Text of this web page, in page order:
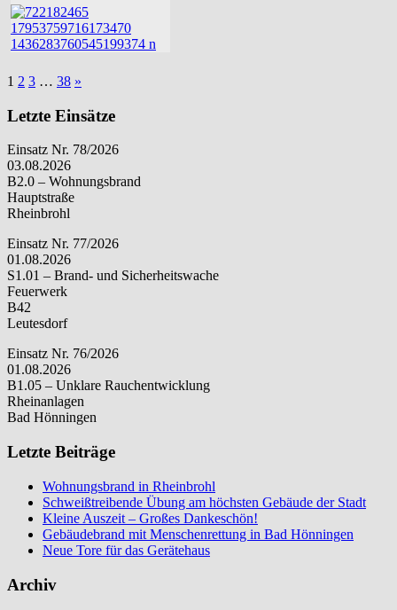
1 2 3 … 38 »
Letzte Einsätze
Einsatz Nr. 78/2026
03.08.2026
B2.0 – Wohnungsbrand
Hauptstraße
Rheinbrohl
Einsatz Nr. 77/2026
01.08.2026
S1.01 – Brand- und Sicherheitswache
Feuerwerk
B42
Leutesdorf
Einsatz Nr. 76/2026
01.08.2026
B1.05 – Unklare Rauchentwicklung
Rheinanlagen
Bad Hönningen
Letzte Beiträge
Wohnungsbrand in Rheinbrohl
Schweißtreibende Übung am höchsten Gebäude der Stadt
Kleine Auszeit – Großes Dankeschön!
Gebäudebrand mit Menschenrettung in Bad Hönningen
Neue Tore für das Gerätehaus
Archiv